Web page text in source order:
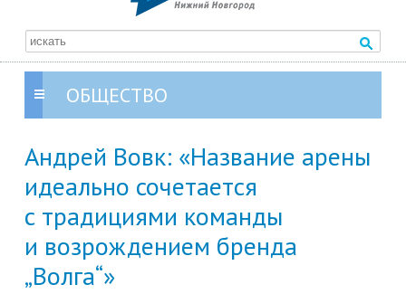
ОБЩЕСТВО
Андрей Вовк: «Название арены
идеально сочетается
с традициями команды
и возрождением бренда
„Волга“»